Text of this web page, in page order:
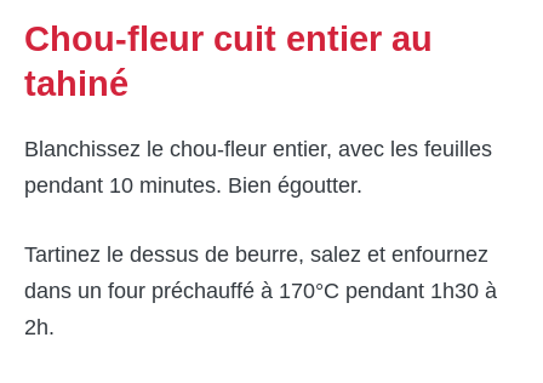
Chou-fleur cuit entier au
tahiné
Blanchissez le chou-fleur entier, avec les feuilles
pendant 10 minutes. Bien égoutter.
Tartinez le dessus de beurre, salez et enfournez
dans un four préchauffé à 170°C pendant 1h30 à
2h.